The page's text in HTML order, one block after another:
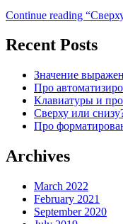
Continue reading
Recent Posts
Значение
Про
Клавиатуры и
Сверху или
Про
Archives
March 2022
February 2021
September 2020